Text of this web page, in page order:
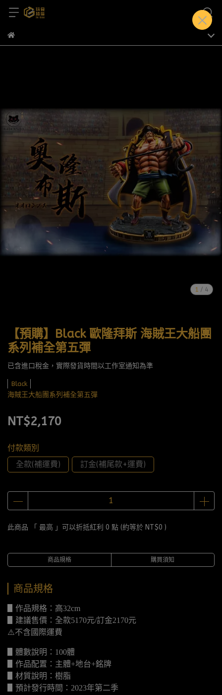
1 / 4
【預購】Black 歐隆拜斯 海賊王大船團
系列補全第五彈
已含進口稅金，實際發貨時間以工作室通知為準
Black
海賊王大船團系列補全第五彈
NT$2,170
付款類別
全款(補運費)
訂金(補尾款+運費)
此商品 「 最高 」可以折抵紅利 0 點 (約等於 NT$0 )
商品規格 購買須知
商品規格
▋作品規格：高32cm
▋建議售價：全款5170元/訂金2170元
⚠️不含國際運費
▋體數說明：100體
▋作品配置：主體+地台+銘牌
▋材質說明：樹脂
▋預計發行時間：2023年第二季